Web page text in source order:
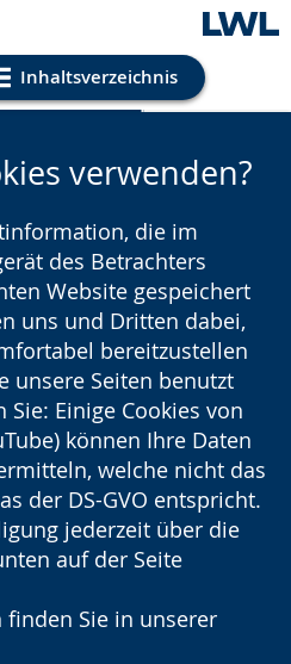
Inhaltsverzeichnis
verwenden?
die im
des Betrachters
Website gespeichert
uns und Dritten dabei,
bereitzustellen
unsere Seiten benutzt
Einige Cookies von
können Ihre Daten
welche nicht das
der DS-GVO entspricht.
jederzeit über die
auf der Seite
Sie in unserer